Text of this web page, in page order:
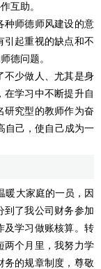
互助。
师德师风建设的意
引起重视的缺点和不
德问题。
少做人、尤其是身
在学习中不断提升自
研究型的教师作为奋
自己，使自己成为一
大家庭的一员，因
到了我公司财务参加
及学习做账核算。转
两个月里，我努力学
务的规章制度，尊敬